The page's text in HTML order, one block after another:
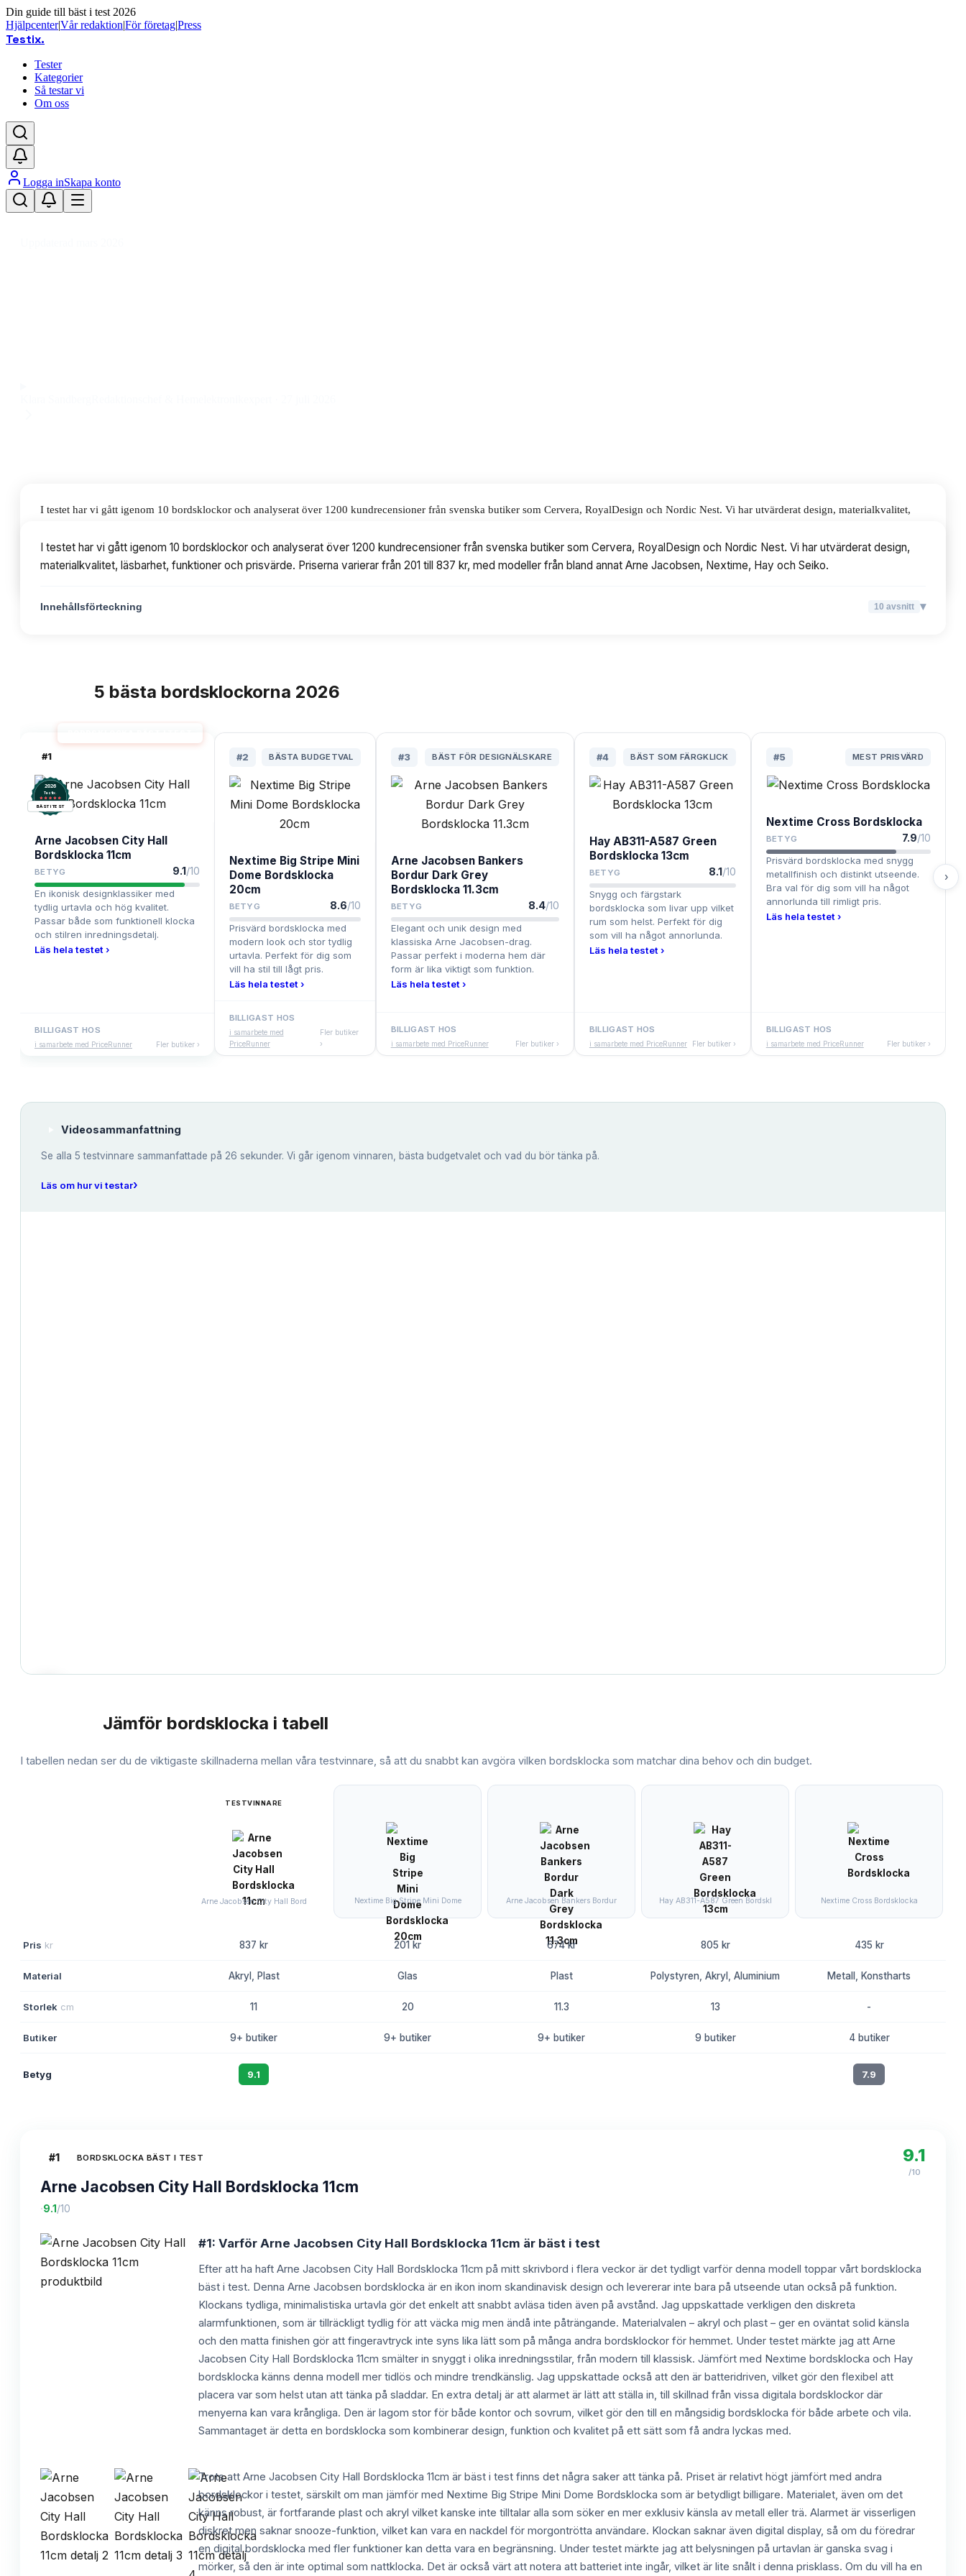
Din guide till bäst i test 2026
Hjälpcenter|Vår redaktion|För företag|Press
Testix.
Tester
Kategorier
Så testar vi
Om oss
Logga inSkapa konto
I testet har vi gått igenom 10 bordsklockor och analyserat över 1200 kundrecensioner från svenska butiker som Cervera, RoyalDesign och Nordic Nest. Vi har utvärderat design, materialkvalitet,
Innehållsförteckning
I testet har vi gått igenom 10 bordsklockor och analyserat över 1200 kundrecensioner från svenska butiker som Cervera, RoyalDesign och Nordic Nest. Vi har utvärderat design,
materialkvalitet, läsbarhet, funktioner och prisvärde. Priserna varierar från 201 till 837 kr, med modeller från bland annat Arne Jacobsen, Nextime, Hay och Seiko.
Innehållsförteckning 10 avsnitt ▾
5 bästa bordsklockorna 2026
#1
2026
Testix.
BÄST I TEST
Arne Jacobsen City Hall
Bordsklocka 11cm
BETYG 9.1/10
En ikonisk designklassiker med
tydlig urtavla och hög kvalitet.
Passar både som funktionell klocka
och stilren inredningsdetalj.
Läs hela testet ›
BILLIGAST HOS
i samarbete med PriceRunner Fler butiker ›
#2 BÄSTA BUDGETVAL
Nextime Big Stripe Mini
Dome Bordsklocka
20cm
BETYG 8.6/10
Prisvärd bordsklocka med
modern look och stor tydlig
urtavla. Perfekt för dig som
vill ha stil till lågt pris.
Läs hela testet ›
BILLIGAST HOS
i samarbete med
PriceRunner
Fler butiker
›
#3 BÄST FÖR DESIGNÄLSKARE
Arne Jacobsen Bankers
Bordur Dark Grey
Bordsklocka 11.3cm
BETYG 8.4/10
Elegant och unik design med
klassiska Arne Jacobsen-drag.
Passar perfekt i moderna hem där
form är lika viktigt som funktion.
Läs hela testet ›
BILLIGAST HOS
i samarbete med PriceRunner Fler butiker ›
#4 BÄST SOM FÄRGKLICK
Hay AB311-A587 Green
Bordsklocka 13cm
BETYG 8.1/10
Snygg och färgstark
bordsklocka som livar upp vilket
rum som helst. Perfekt för dig
som vill ha något annorlunda.
Läs hela testet ›
BILLIGAST HOS
i samarbete med PriceRunner Fler butiker ›
#5 MEST PRISVÄRD
Nextime Cross Bordsklocka
BETYG 7.9/10
Prisvärd bordsklocka med snygg
metallfinish och distinkt utseende.
Bra val för dig som vill ha något
annorlunda till rimligt pris.
Läs hela testet ›
BILLIGAST HOS
i samarbete med PriceRunner Fler butiker ›
›
Videosammanfattning
Se alla 5 testvinnare sammanfattade på 26 sekunder. Vi går igenom vinnaren, bästa budgetvalet och vad du bör tänka på.
Läs om hur vi testar›
Jämför bordsklocka i tabell
I tabellen nedan ser du de viktigaste skillnaderna mellan våra testvinnare, så att du snabbt kan avgöra vilken bordsklocka som matchar dina behov och din budget.
TESTVINNARE
Arne Jacobsen City Hall Bord Nextime Big Stripe Mini Dome Arne Jacobsen Bankers Bordur Hay AB311-A587 Green Bordskl Nextime Cross Bordsklocka
Pris kr 837 kr 201 kr 674 kr 805 kr 435 kr
Material Akryl, Plast Glas Plast Polystyren, Akryl, Aluminium Metall, Konstharts
Storlek cm 11 20 11.3 13 -
Butiker 9+ butiker 9+ butiker 9+ butiker 9 butiker 4 butiker
Betyg 9.1 7.9
#1 BORDSKLOCKA BÄST I TEST
Arne Jacobsen City Hall Bordsklocka 11cm
·9.1 /10
9.1
/10
#1: Varför Arne Jacobsen City Hall Bordsklocka 11cm är bäst i test
Efter att ha haft Arne Jacobsen City Hall Bordsklocka 11cm på mitt skrivbord i flera veckor är det tydligt varför denna modell toppar vårt bordsklocka
bäst i test. Denna Arne Jacobsen bordsklocka är en ikon inom skandinavisk design och levererar inte bara på utseende utan också på funktion.
Klockans tydliga, minimalistiska urtavla gör det enkelt att snabbt avläsa tiden även på avstånd. Jag uppskattade verkligen den diskreta
alarmfunktionen, som är tillräckligt tydlig för att väcka mig men ändå inte påträngande. Materialvalen – akryl och plast – ger en oväntat solid känsla
och den matta finishen gör att fingeravtryck inte syns lika lätt som på många andra bordsklockor för hemmet. Under testet märkte jag att Arne
Jacobsen City Hall Bordsklocka 11cm smälter in snyggt i olika inredningsstilar, från modern till klassisk. Jämfört med Nextime bordsklocka och Hay
bordsklocka känns denna modell mer tidlös och mindre trendkänslig. Jag uppskattade också att den är batteridriven, vilket gör den flexibel att
placera var som helst utan att tänka på sladdar. En extra detalj är att alarmet är lätt att ställa in, till skillnad från vissa digitala bordsklockor där
menyerna kan vara krångliga. Den är lagom stor för både kontor och sovrum, vilket gör den till en mångsidig bordsklocka för både arbete och vila.
Sammantaget är detta en bordsklocka som kombinerar design, funktion och kvalitet på ett sätt som få andra lyckas med.
Trots att Arne Jacobsen City Hall Bordsklocka 11cm är bäst i test finns det några saker att tänka på. Priset är relativt högt jämfört med andra
bordsklockor i testet, särskilt om man jämför med Nextime Big Stripe Mini Dome Bordsklocka som är betydligt billigare. Materialet, även om det
känns robust, är fortfarande plast och akryl vilket kanske inte tilltalar alla som söker en mer exklusiv känsla av metall eller trä. Alarmet är visserligen
diskret men saknar snooze-funktion, vilket kan vara en nackdel för morgontrötta användare. Klockan saknar även digital display, så om du föredrar
en digital bordsklocka med fler funktioner kan detta vara en begränsning. Under testet märkte jag att belysningen på urtavlan är ganska svag i
mörker, så den är inte optimal som nattklocka. Det är också värt att notera att batteriet inte ingår, vilket är lite snålt i denna prisklass. Om du vill ha en